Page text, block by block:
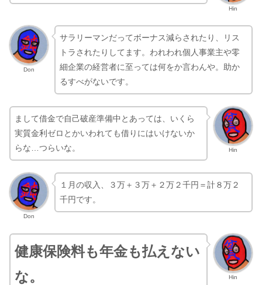
Hin
Don
サラリーマンだってボーナス減らされたり、リス
トラされたりしてます。われわれ個人事業主や零
細企業の経営者に至っては何をか言わんや。助か
るすべがないです。
Hin
まして借金で自己破産準備中とあっては、いくら
実質金利ゼロとかいわれても借りにはいけないか
らな…つらいな。
Don
１月の収入、３万＋３万＋２万２千円＝計８万２
千円です。
Hin
健康保険料も年金も払えない
な。